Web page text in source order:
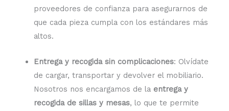
proveedores de confianza para asegurarnos de
que cada pieza cumpla con los estándares más
altos.
Entrega y recogida sin complicaciones: Olvídate
de cargar, transportar y devolver el mobiliario.
Nosotros nos encargamos de la entrega y
recogida de sillas y mesas, lo que te permite